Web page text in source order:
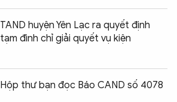
TAND huyện Yên Lạc ra quyết định
tạm đình chỉ giải quyết vụ kiện
Hộp thư bạn đọc Báo CAND số 4078